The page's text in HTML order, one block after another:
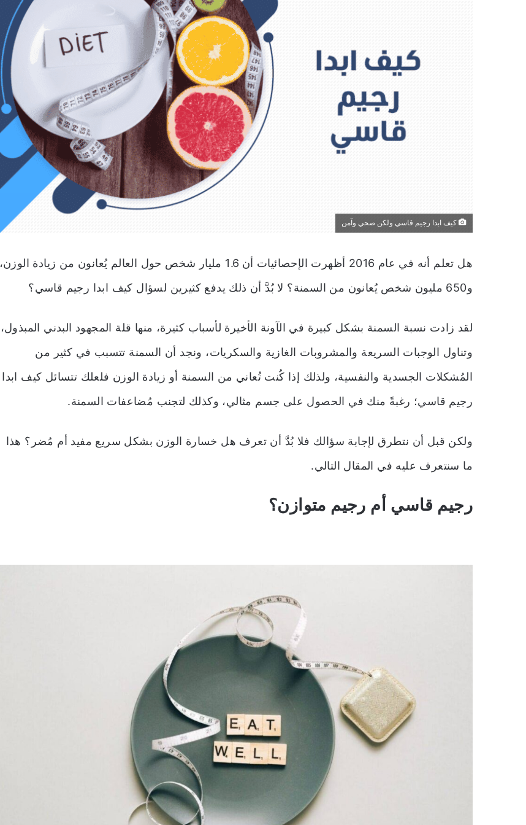
كيف ابدا رجيم قاسي ولكن صحي وآمن
هل تعلم أنه في عام 2016 أظهرت الإحصائيات أن 1.6 مليار شخص حول العالم يُعانون من زيادة الوزن،
و650 مليون شخص يُعانون من السمنة؟ لا بُدَّ أن ذلك يدفع كثيرين لسؤال كيف ابدا رجيم قاسي؟
لقد زادت نسبة السمنة بشكل كبيرة في الآونة الأخيرة لأسباب كثيرة، منها قلة المجهود البدني المبذول،
وتناول الوجبات السريعة والمشروبات الغازية والسكريات، ونجد أن السمنة تتسبب في كثير من
المُشكلات الجسدية والنفسية، ولذلك إذا كُنت تُعاني من السمنة أو زيادة الوزن فلعلك تتسائل كيف ابدا
رجيم قاسي؛ رغبةً منك في الحصول على جسم مثالي، وكذلك لتجنب مُضاعفات السمنة.
ولكن قبل أن نتطرق لإجابة سؤالك فلا بُدَّ أن تعرف هل خسارة الوزن بشكل سريع مفيد أم مُضر؟ هذا
ما سنتعرف عليه في المقال التالي.
رجيم قاسي أم رجيم متوازن؟